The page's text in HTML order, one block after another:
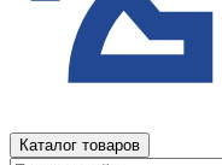
Каталог товаров